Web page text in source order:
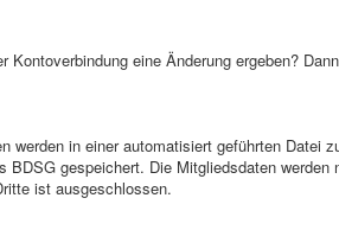
Kontoverbindung eine Änderung ergeben?
werden in einer automatisiert geführten Datei
gespeichert. Die Mitgliedsdaten
ist ausgeschlossen.